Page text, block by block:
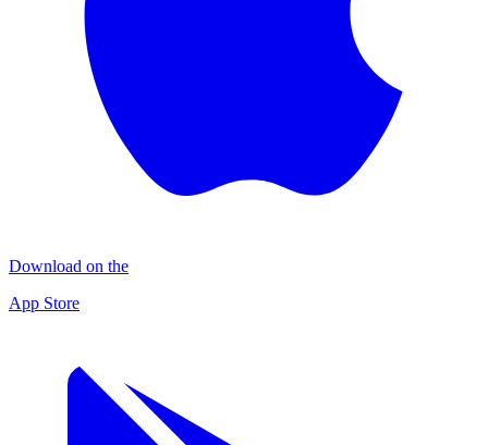
Download on the
App Store